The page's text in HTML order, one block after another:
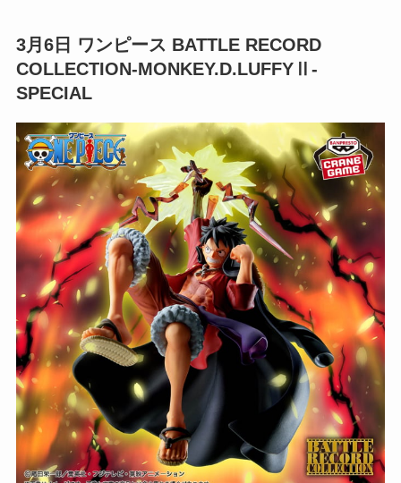
3月6日 ワンピース BATTLE RECORD
COLLECTION-MONKEY.D.LUFFYⅡ-
SPECIAL